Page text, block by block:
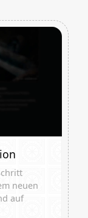
neuen
auf